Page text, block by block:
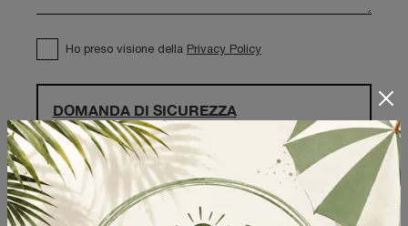
Ho preso visione della Privacy Policy
DOMANDA DI SICUREZZA
Scrivere la parola "Fragole" al singolare